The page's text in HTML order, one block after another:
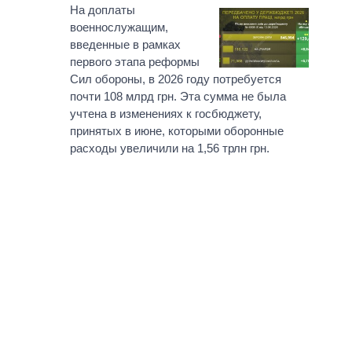
ДАЙДЖЕСТЫ
ВЕРХОВНАЯ РАДА
КАБИНЕТ МИНИСТРОВ
ГЛАВЫ ОБЛАДМИНИСТРАЦИЙ
МЭРЫ
ВСЕ ПЕРСОНЫ
ПОДДЕРЖАТЬ
СРАВНЕНИЕ ПОЛИТИКОВ
На доплаты
военнослужащим,
введенные в рамках
первого этапа реформы
Сил обороны, в 2026 году потребуется
почти 108 млрд грн. Эта сумма не была
учтена в изменениях к госбюджету,
принятых в июне, которыми оборонные
расходы увеличили на 1,56 трлн грн.